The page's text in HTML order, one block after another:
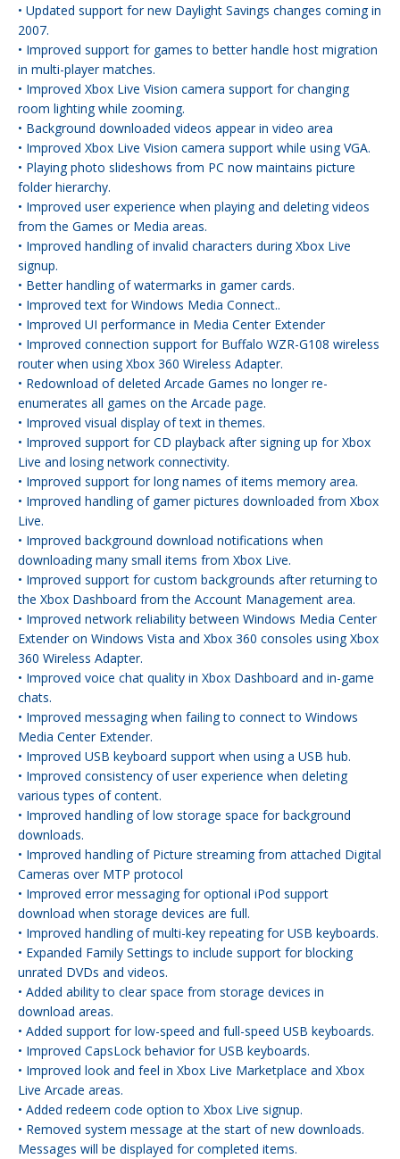
• Updated support for new Daylight Savings changes coming in
2007.
• Improved support for games to better handle host migration
in multi-player matches.
• Improved Xbox Live Vision camera support for changing
room lighting while zooming.
• Background downloaded videos appear in video area
• Improved Xbox Live Vision camera support while using VGA.
• Playing photo slideshows from PC now maintains picture
folder hierarchy.
• Improved user experience when playing and deleting videos
from the Games or Media areas.
• Improved handling of invalid characters during Xbox Live
signup.
• Better handling of watermarks in gamer cards.
• Improved text for Windows Media Connect..
• Improved UI performance in Media Center Extender
• Improved connection support for Buffalo WZR-G108 wireless
router when using Xbox 360 Wireless Adapter.
• Redownload of deleted Arcade Games no longer re-
enumerates all games on the Arcade page.
• Improved visual display of text in themes.
• Improved support for CD playback after signing up for Xbox
Live and losing network connectivity.
• Improved support for long names of items memory area.
• Improved handling of gamer pictures downloaded from Xbox
Live.
• Improved background download notifications when
downloading many small items from Xbox Live.
• Improved support for custom backgrounds after returning to
the Xbox Dashboard from the Account Management area.
• Improved network reliability between Windows Media Center
Extender on Windows Vista and Xbox 360 consoles using Xbox
360 Wireless Adapter.
• Improved voice chat quality in Xbox Dashboard and in-game
chats.
• Improved messaging when failing to connect to Windows
Media Center Extender.
• Improved USB keyboard support when using a USB hub.
• Improved consistency of user experience when deleting
various types of content.
• Improved handling of low storage space for background
downloads.
• Improved handling of Picture streaming from attached Digital
Cameras over MTP protocol
• Improved error messaging for optional iPod support
download when storage devices are full.
• Improved handling of multi-key repeating for USB keyboards.
• Expanded Family Settings to include support for blocking
unrated DVDs and videos.
• Added ability to clear space from storage devices in
download areas.
• Added support for low-speed and full-speed USB keyboards.
• Improved CapsLock behavior for USB keyboards.
• Improved look and feel in Xbox Live Marketplace and Xbox
Live Arcade areas.
• Added redeem code option to Xbox Live signup.
• Removed system message at the start of new downloads.
Messages will be displayed for completed items.